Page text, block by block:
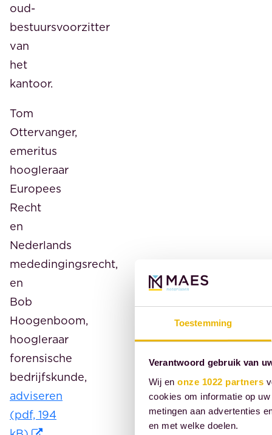
Toestemming
Verantwoord gebruik van
Wij en onze 1022 partners
cookies om informatie op
metingen aan advertenties
en met welke doelen.
oud-
bestuursvoorzitter
van
het
kantoor.
Tom
Ottervanger,
emeritus
hoogleraar
Europees
Recht
en
Nederlands
mededingingsrecht,
en
Bob
Hoogenboom,
hoogleraar
forensische
bedrijfskunde,
adviseren
(pdf, 194